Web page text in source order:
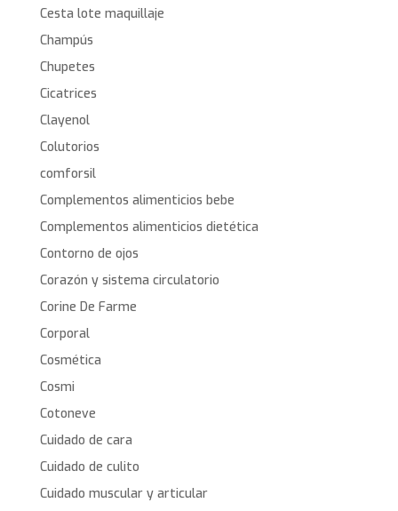
Cesta lote maquillaje
Champús
Chupetes
Cicatrices
Clayenol
Colutorios
comforsil
Complementos alimenticios bebe
Complementos alimenticios dietética
Contorno de ojos
Corazón y sistema circulatorio
Corine De Farme
Corporal
Cosmética
Cosmi
Cotoneve
Cuidado de cara
Cuidado de culito
Cuidado muscular y articular